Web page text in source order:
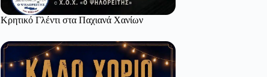
Κρητικό Γλέντι στα Παχιανά Χανίων